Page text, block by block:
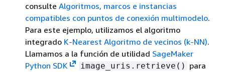
consulte Algoritmos, marcos e instancias
compatibles con puntos de conexión multimodelo.
Para este ejemplo, utilizamos el algoritmo
integrado K-Nearest Algoritmo de vecinos (k-NN).
Llamamos a la función de utilidad SageMaker
Python SDK
image_uris.retrieve() para